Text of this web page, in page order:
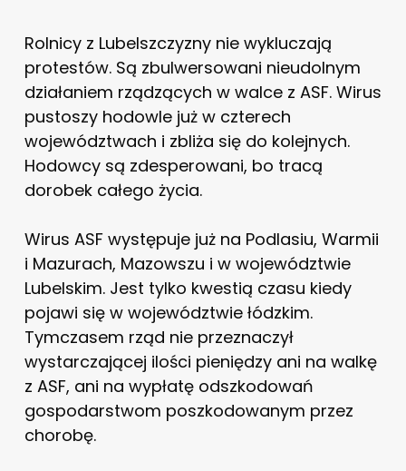
Rolnicy z Lubelszczyzny nie wykluczają
protestów. Są zbulwersowani nieudolnym
działaniem rządzących w walce z ASF. Wirus
pustoszy hodowle już w czterech
województwach i zbliża się do kolejnych.
Hodowcy są zdesperowani, bo tracą
dorobek całego życia.
Wirus ASF występuje już na Podlasiu, Warmii
i Mazurach, Mazowszu i w województwie
Lubelskim. Jest tylko kwestią czasu kiedy
pojawi się w województwie łódzkim.
Tymczasem rząd nie przeznaczył
wystarczającej ilości pieniędzy ani na walkę
z ASF, ani na wypłatę odszkodowań
gospodarstwom poszkodowanym przez
chorobę.